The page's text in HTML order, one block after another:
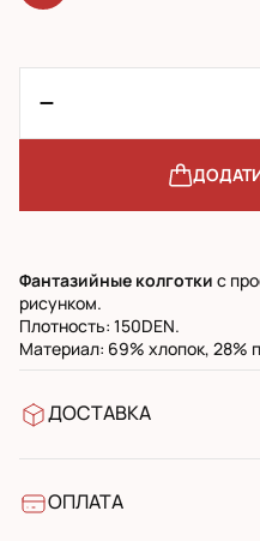
Фантазийные колготки с
рисунком.
Плотность: 150DEN.
Материал: 69% хлопок, 28%
ДОСТАВКА
УкрПошта стандарт
ОПЛАТА